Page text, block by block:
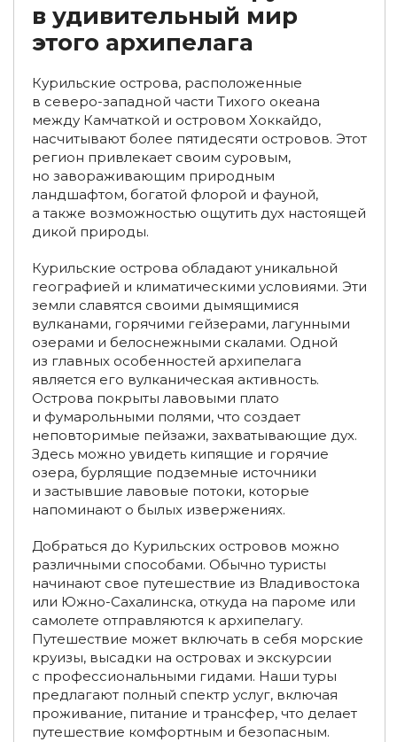
Экспедиционные туры на Сахалин
Туры по России из Санкт-Петербурга
Туры из Екатеринбурга Туры из Владимира
Туры на Байкал из Санкт-Петербурга
Групповые туры с экскурсиями на Байкал
Туры на Байкал из Владивостока
Туры на Байкал из Ульяновска Туры из Оренбурга
Туры на Алтай из Санкт-Петербурга
Туры на полуострова Рыбачий и Средний
Экспедиции в Арктике Туры в Арктику на ледоколе
Туры на Северный Полюс
Туры в Национальный парк Русская Арктика
Туры на снегоходах в Териберку
Туры в горы в Краснодарском крае
Туры в Краснодарский край на 7 дней
Туры по России из Перми
Туры по России из Саратова Туры из Воронежа
Туры по России из Твери Туры по России из Томска
Туры по России из Владивостока
Туры по России из Брянска
в удивительный мир
этого архипелага
Курильские острова, расположенные
в северо-западной части Тихого океана
между Камчаткой и островом Хоккайдо,
насчитывают более пятидесяти островов. Этот
регион привлекает своим суровым,
но завораживающим природным
ландшафтом, богатой флорой и фауной,
а также возможностью ощутить дух настоящей
дикой природы.
Курильские острова обладают уникальной
географией и климатическими условиями. Эти
земли славятся своими дымящимися
вулканами, горячими гейзерами, лагунными
озерами и белоснежными скалами. Одной
из главных особенностей архипелага
является его вулканическая активность.
Острова покрыты лавовыми плато
и фумарольными полями, что создает
неповторимые пейзажи, захватывающие дух.
Здесь можно увидеть кипящие и горячие
озера, бурлящие подземные источники
и застывшие лавовые потоки, которые
напоминают о былых извержениях.
Добраться до Курильских островов можно
различными способами. Обычно туристы
начинают свое путешествие из Владивостока
или Южно-Сахалинска, откуда на пароме или
самолете отправляются к архипелагу.
Путешествие может включать в себя морские
круизы, высадки на островах и экскурсии
с профессиональными гидами. Наши туры
предлагают полный спектр услуг, включая
проживание, питание и трансфер, что делает
путешествие комфортным и безопасным.